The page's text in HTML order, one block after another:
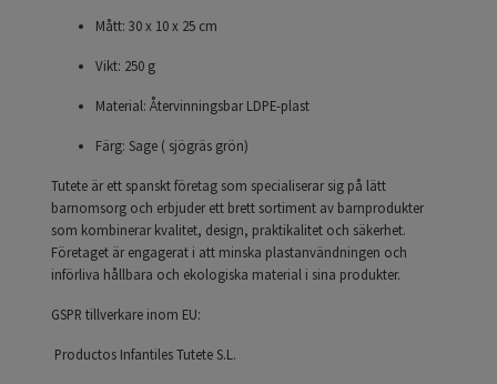
Mått: 30 x 10 x 25 cm
Vikt: 250 g
Material: Återvinningsbar LDPE-plast
Färg: Sage ( sjögräs grön)
Tutete är ett spanskt företag som specialiserar sig på lätt
barnomsorg och erbjuder ett brett sortiment av barnprodukter
som kombinerar kvalitet, design, praktikalitet och säkerhet.
Företaget är engagerat i att minska plastanvändningen och
införliva hållbara och ekologiska material i sina produkter.
GSPR tillverkare inom EU:
Productos Infantiles Tutete S.L.